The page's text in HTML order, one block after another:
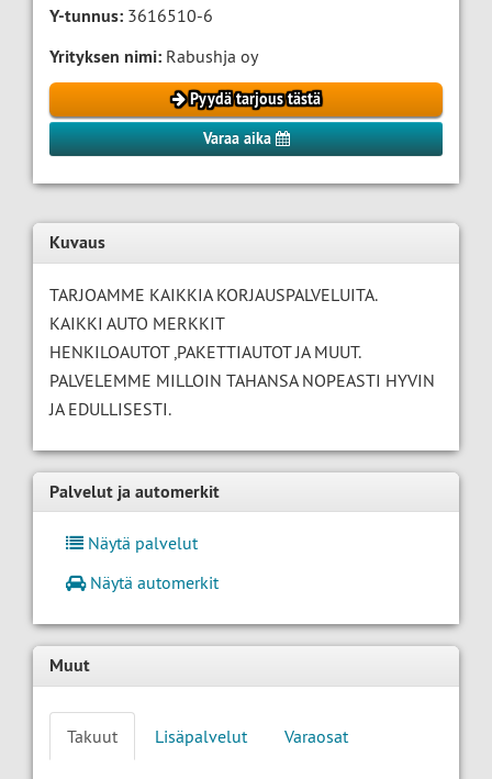
Y-tunnus: 3616510-6
Yrityksen nimi: Rabushja oy
Pyydä tarjous tästä
Varaa aika
Kuvaus
TARJOAMME KAIKKIA KORJAUSPALVELUITA.
KAIKKI AUTO MERKKIT
HENKILOAUTOT ,PAKETTIAUTOT JA MUUT.
PALVELEMME MILLOIN TAHANSA NOPEASTI HYVIN
JA EDULLISESTI.
Palvelut ja automerkit
Näytä palvelut
Näytä automerkit
Muut
Takuut Lisäpalvelut Varaosat